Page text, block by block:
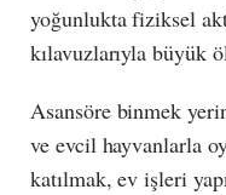
yoğunlukta fiziksel
kılavuzlarıyla büyük
Asansöre binmek
ve evcil hayvanlarla
katılmak, ev işleri